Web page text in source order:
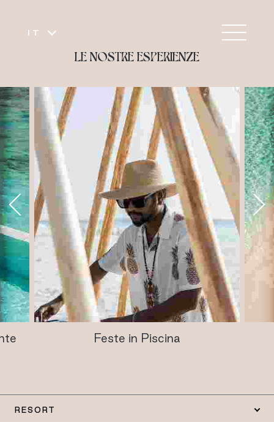
IT
LE NOSTRE ESPERIENZE
Feste in Piscina
RESORT